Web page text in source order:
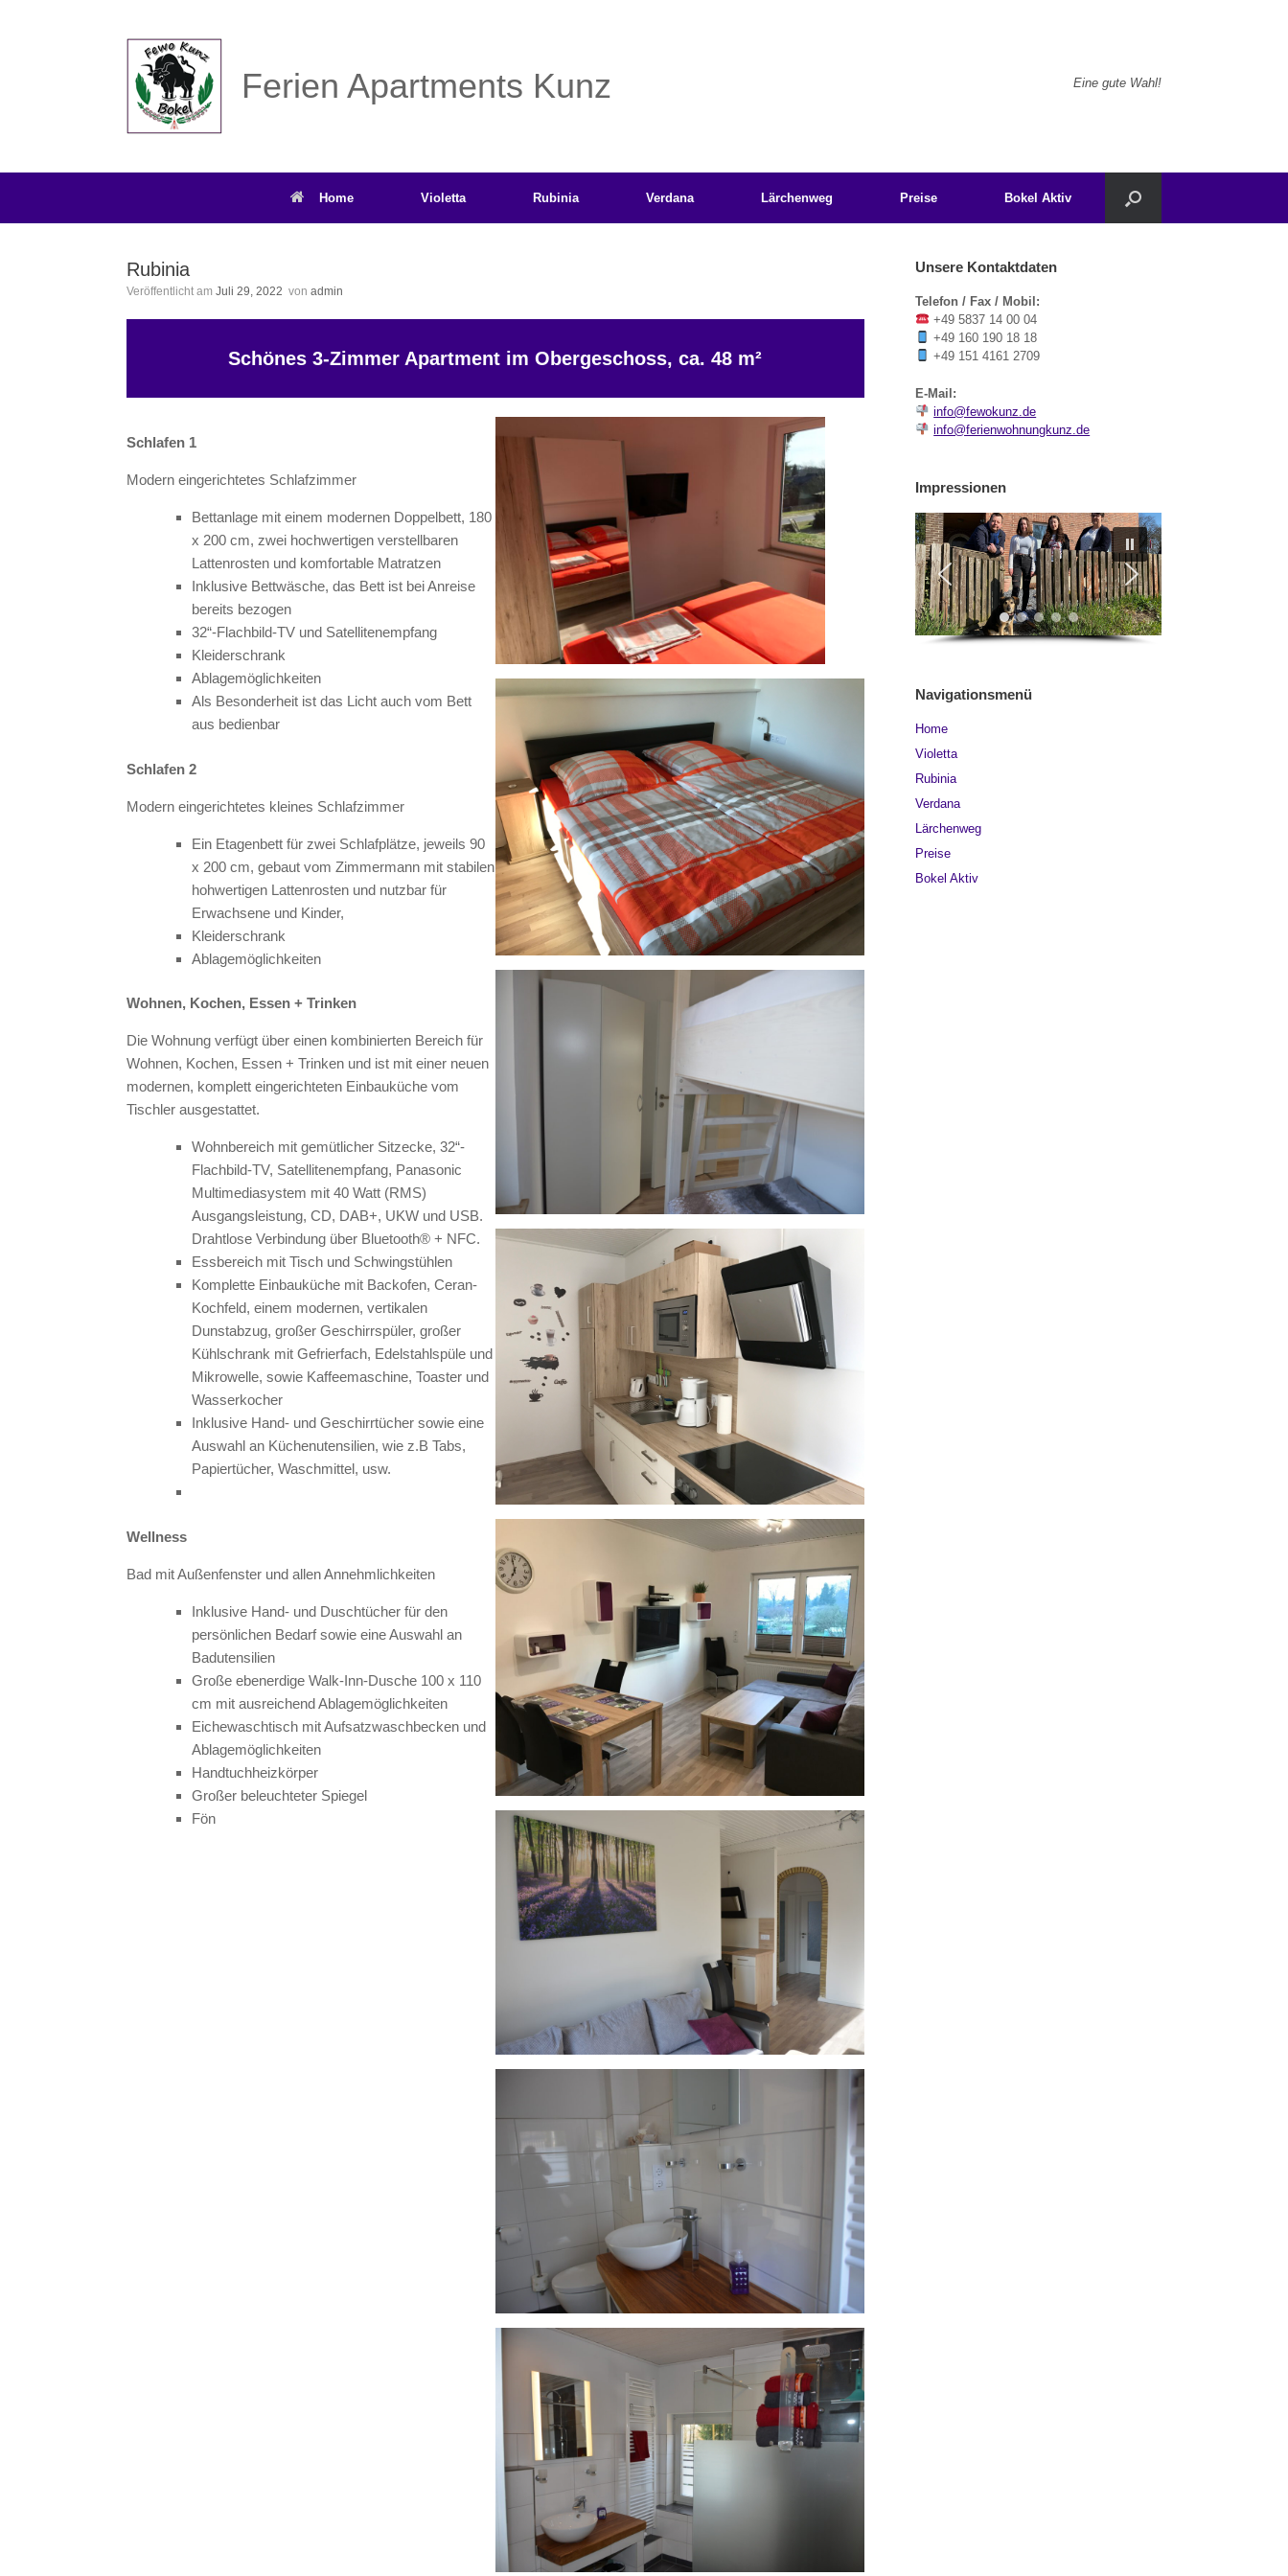
Ferien Apartments Kunz Eine gute Wahl!
Home Violetta Rubinia Verdana Lärchenweg Preise Bokel Aktiv
Rubinia
Veröffentlicht am Juli 29, 2022 von admin
Schönes 3-Zimmer Apartment im Obergeschoss, ca. 48 m²
Schlafen 1
Modern eingerichtetes Schlafzimmer
Bettanlage mit einem modernen Doppelbett, 180
x 200 cm, zwei hochwertigen verstellbaren
Lattenrosten und komfortable Matratzen
Inklusive Bettwäsche, das Bett ist bei Anreise
bereits bezogen
32“-Flachbild-TV und Satellitenempfang
Kleiderschrank
Ablagemöglichkeiten
Als Besonderheit ist das Licht auch vom Bett
aus bedienbar
Schlafen 2
Modern eingerichtetes kleines Schlafzimmer
Ein Etagenbett für zwei Schlafplätze, jeweils 90
x 200 cm, gebaut vom Zimmermann mit stabilen
hohwertigen Lattenrosten und nutzbar für
Erwachsene und Kinder,
Kleiderschrank
Ablagemöglichkeiten
Wohnen, Kochen, Essen + Trinken
Die Wohnung verfügt über einen kombinierten Bereich für
Wohnen, Kochen, Essen + Trinken und ist mit einer neuen
modernen, komplett eingerichteten Einbauküche vom
Tischler ausgestattet.
Wohnbereich mit gemütlicher Sitzecke, 32“-
Flachbild-TV, Satellitenempfang, Panasonic
Multimediasystem mit 40 Watt (RMS)
Ausgangsleistung, CD, DAB+, UKW und USB.
Drahtlose Verbindung über Bluetooth® + NFC.
Essbereich mit Tisch und Schwingstühlen
Komplette Einbauküche mit Backofen, Ceran-
Kochfeld, einem modernen, vertikalen
Dunstabzug, großer Geschirrspüler, großer
Kühlschrank mit Gefrierfach, Edelstahlspüle und
Mikrowelle, sowie Kaffeemaschine, Toaster und
Wasserkocher
Inklusive Hand- und Geschirrtücher sowie eine
Auswahl an Küchenutensilien, wie z.B Tabs,
Papiertücher, Waschmittel, usw.
Wellness
Bad mit Außenfenster und allen Annehmlichkeiten
Inklusive Hand- und Duschtücher für den
persönlichen Bedarf sowie eine Auswahl an
Badutensilien
Große ebenerdige Walk-Inn-Dusche 100 x 110
cm mit ausreichend Ablagemöglichkeiten
Eichewaschtisch mit Aufsatzwaschbecken und
Ablagemöglichkeiten
Handtuchheizkörper
Großer beleuchteter Spiegel
Fön
Unsere Kontaktdaten
Telefon / Fax / Mobil:
+49 5837 14 00 04
+49 160 190 18 18
+49 151 4161 2709
E-Mail:
info@fewokunz.de
info@ferienwohnungkunz.de
Impressionen
Navigationsmenü
Home
Violetta
Rubinia
Verdana
Lärchenweg
Preise
Bokel Aktiv